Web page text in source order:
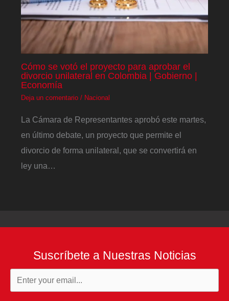
Cómo se votó el proyecto para aprobar el
divorcio unilateral en Colombia | Gobierno |
Economía
Deja un comentario / Nacional
La Cámara de Representantes aprobó este martes,
en último debate, un proyecto que permite el
divorcio de forma unilateral, que se convertirá en
ley una…
Suscríbete a Nuestras Noticias